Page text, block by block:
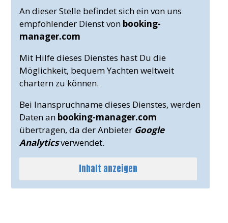
An dieser Stelle befindet sich ein von uns
empfohlender Dienst von booking-
manager.com
Mit Hilfe dieses Dienstes hast Du die
Möglichkeit, bequem Yachten weltweit
chartern zu können.
Bei Inanspruchname dieses Dienstes, werden
Daten an booking-manager.com
übertragen, da der Anbieter Google
Analyticsverwendet.
Inhalt anzeigen